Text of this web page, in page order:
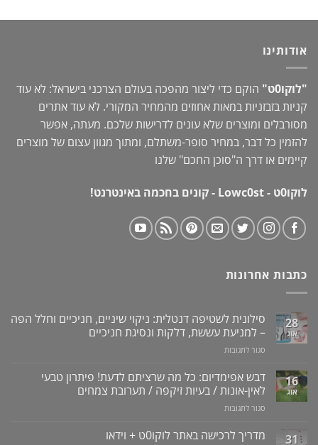
היה:
הוא:
אודותינו
"לוקו0ט"
הוקם כדי ליצור מהפכה בעולם הצרכני בישראל: לא עוד
קניות בזבזניות במאות אחוזים מהמחיר המקורי. לא עוד אתרים
מסורבלים ומוצרים שלא עונים לדרישות שלכם. מעתה, אפשר
להזמין כל דבר, במחיר סופר-משתלם, ומתוך מגוון עצום של מוצרים
קיימים או דרך ה"סוכן החכם" שלנו
לוקו0ט - Lowc0st - קונים בחכמה באינטרנט!
כתבות אחרונות
28
אוג
סילונית לשטיפה דנטלית: ניקוי שיניים, חניכיים וחלל הפה
– למניעת עששת, דלקות ונסיגת חניכיים
סגור לתגובות
לשטיפה
דנטלית:
ניקוי
שיניים,
וחלל
16
אוג
דבש אפימדיום: כל מה שרציתם לדעת! פיתרון טבעי
לאין-אונות / בעיות זיקפה / תערובת צמחים
סגור לתגובות
אפימדיום:
31 מדריך לרכישה באתר לוקו0ט + וידאו